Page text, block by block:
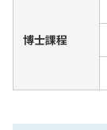
博士課程